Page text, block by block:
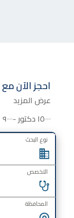
احجز الآن مع
عرض المزيد
١٥٠٠٠ دكتور -٩٠٠٠ استاذ واستشاري - اكثر من ٤٠ تخصص
نوع البحث
التخصص
المحافظة